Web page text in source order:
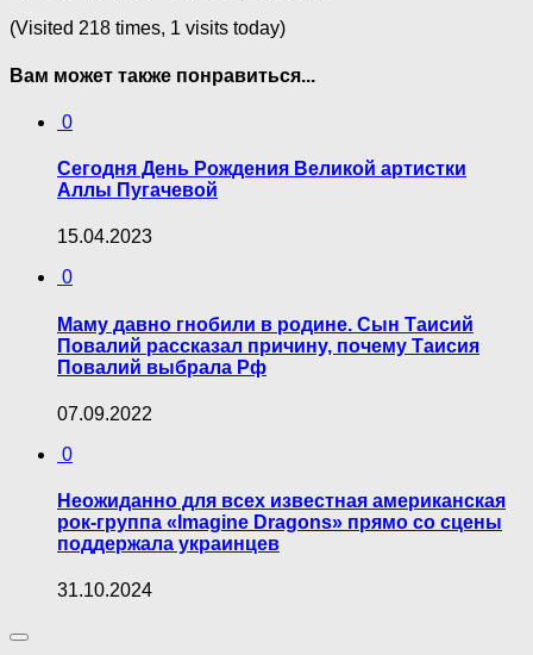
(Visited 218 times, 1 visits today)
Вам может также понравиться...
0
Сегодня День Рождения Великой артистки
Аллы Пугачевой
15.04.2023
0
Маму давно гнобили в родине. Сын Таисий
Повалий рассказал причину, почему Таисия
Повалий выбрала Рф
07.09.2022
0
Неожиданно для всех известная американская
рок-группа «Imagine Dragons» прямо со сцены
поддержала украинцев
31.10.2024